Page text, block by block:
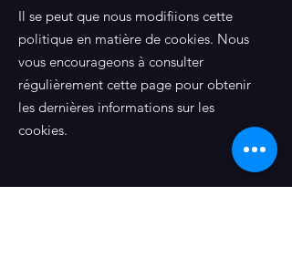
Il se peut que nous modifiions cette
politique en matière de cookies. Nous
vous encourageons à consulter
régulièrement cette page pour obtenir
les dernières informations sur les
cookies.